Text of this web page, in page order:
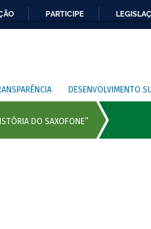
PARTICIPE
DESENVOLVIMENTO